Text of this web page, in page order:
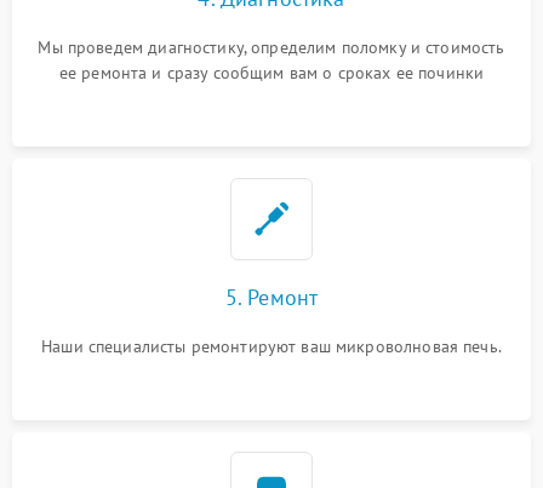
Мы проведем диагностику, определим поломку и стоимость
ее ремонта и сразу сообщим вам о сроках ее починки
5. Ремонт
Наши специалисты ремонтируют ваш микроволновая печь.